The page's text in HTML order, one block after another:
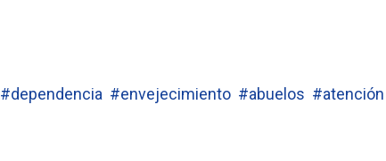
#dependencia #envejecimiento #abuelos #atención